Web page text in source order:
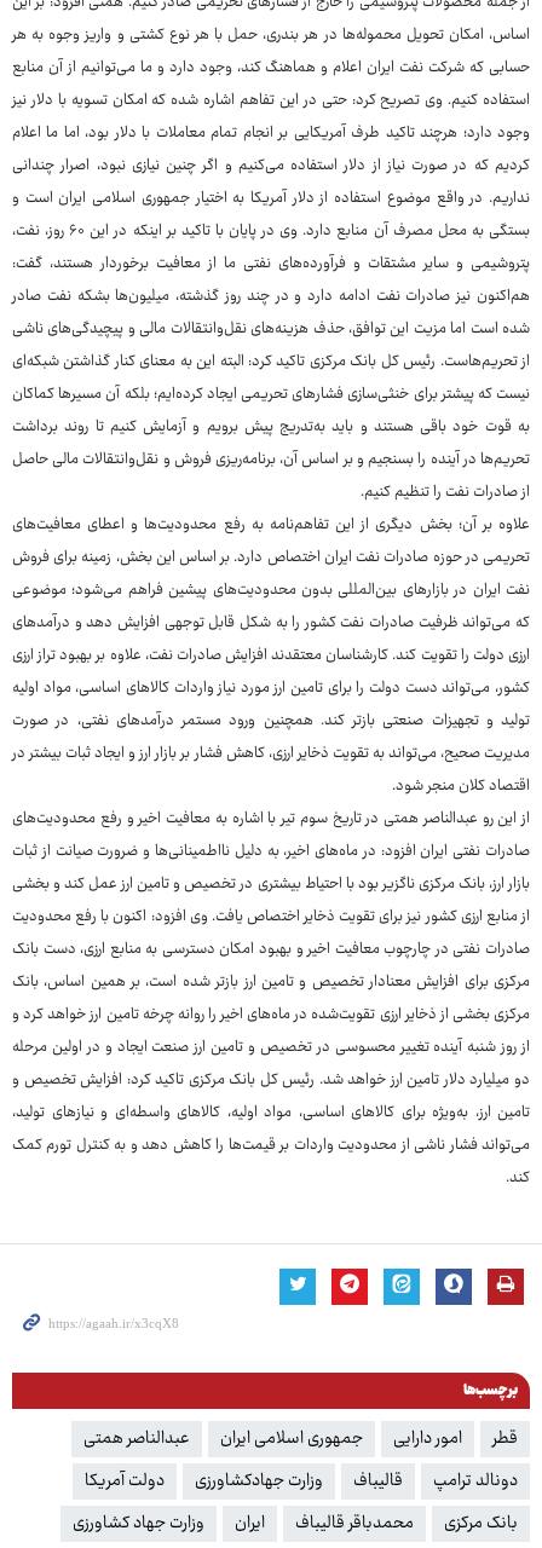
اساس، امکان تحویل محموله‌ها در هر بندری، حمل با هر نوع کشتی و واریز وجوه به هر
حسابی که شرکت نفت ایران اعلام و هماهنگ کند، وجود دارد و ما می‌توانیم از آن منابع
استفاده کنیم. وی تصریح کرد: حتی در این تفاهم اشاره شده که امکان تسویه با دلار نیز
وجود دارد؛ هرچند تاکید طرف آمریکایی بر انجام تمام معاملات با دلار بود، اما ما اعلام
کردیم که در صورت نیاز از دلار استفاده می‌کنیم و اگر چنین نیازی نبود، اصرار چندانی
نداریم. در واقع موضوع استفاده از دلار آمریکا به اختیار جمهوری اسلامی ایران است و
بستگی به محل مصرف آن منابع دارد. وی در پایان با تاکید بر اینکه در این ۶۰ روز، نفت،
پتروشیمی و سایر مشتقات و فرآورده‌های نفتی ما از معافیت برخوردار هستند، گفت:
هم‌اکنون نیز صادرات نفت ادامه دارد و در چند روز گذشته، میلیون‌ها بشکه نفت صادر
شده است اما مزیت این توافق، حذف هزینه‌های نقل‌وانتقالات مالی و پیچیدگی‌های ناشی
از تحریم‌هاست. رئیس کل بانک مرکزی تاکید کرد: البته این به معنای کنار گذاشتن شبکه‌ای
نیست که پیشتر برای خنثی‌سازی فشارهای تحریمی ایجاد کرده‌ایم؛ بلکه آن مسیرها کماکان
به قوت خود باقی هستند و باید به‌تدریج پیش برویم و آزمایش کنیم تا روند برداشت
تحریم‌ها در آینده را بسنجیم و بر اساس آن، برنامه‌ریزی فروش و نقل‌وانتقالات مالی حاصل
از صادرات نفت را تنظیم کنیم.
علاوه بر آن؛ بخش دیگری از این تفاهم‌نامه به رفع محدودیت‌ها و اعطای معافیت‌های
تحریمی در حوزه صادرات نفت ایران اختصاص دارد. بر اساس این بخش، زمینه برای فروش
نفت ایران در بازارهای بین‌المللی بدون محدودیت‌های پیشین فراهم می‌شود؛ موضوعی
که می‌تواند ظرفیت صادرات نفت کشور را به شکل قابل توجهی افزایش دهد و درآمدهای
ارزی دولت را تقویت کند. کارشناسان معتقدند افزایش صادرات نفت، علاوه بر بهبود تراز ارزی
کشور، می‌تواند دست دولت را برای تامین ارز مورد نیاز واردات کالاهای اساسی، مواد اولیه
تولید و تجهیزات صنعتی بازتر کند. همچنین ورود مستمر درآمدهای نفتی، در صورت
مدیریت صحیح، می‌تواند به تقویت ذخایر ارزی، کاهش فشار بر بازار ارز و ایجاد ثبات بیشتر در
اقتصاد کلان منجر شود.
از این رو عبدالناصر همتی در تاریخ سوم تیر با اشاره به معافیت اخیر و رفع محدودیت‌های
صادرات نفتی ایران افزود: در ماه‌های اخیر، به دلیل نااطمینانی‌ها و ضرورت صیانت از ثبات
بازار ارز، بانک مرکزی ناگزیر بود با احتیاط بیشتری در تخصیص و تامین ارز عمل کند و بخشی
از منابع ارزی کشور نیز برای تقویت ذخایر اختصاص یافت. وی افزود: اکنون با رفع محدودیت
صادرات نفتی در چارچوب معافیت اخیر و بهبود امکان دسترسی به منابع ارزی، دست بانک
مرکزی برای افزایش معنادار تخصیص و تامین ارز بازتر شده است، بر همین اساس، بانک
مرکزی بخشی از ذخایر ارزی تقویت‌شده در ماه‌های اخیر را روانه چرخه تامین ارز خواهد کرد و
از روز شنبه آینده تغییر محسوسی در تخصیص و تامین ارز صنعت ایجاد و در اولین مرحله
دو میلیارد دلار تامین ارز خواهد شد. رئیس ‌کل بانک مرکزی تاکید کرد: افزایش تخصیص و
تامین ارز، به‌ویژه برای کالاهای اساسی، مواد اولیه، کالاهای واسطه‌ای و نیازهای تولید،
می‌تواند فشار ناشی از محدودیت واردات بر قیمت‌ها را کاهش دهد و به کنترل تورم کمک
کند.
برچسب‌ها
قطر امور دارایی جمهوری اسلامی ایران
عبدالناصر همتی
دونالد ترامپ
قالیباف وزارت جهادکشاورزی
دولت آمریکا
بانک مرکزی
محمدباقر قالیباف ایران
وزارت جهاد کشاورزی